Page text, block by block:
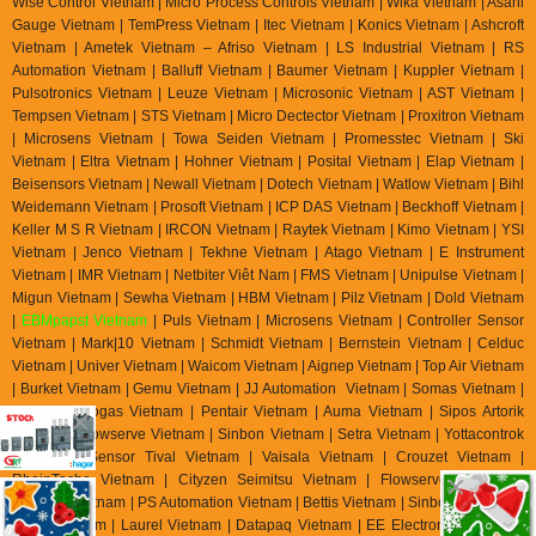
Gauge Vietnam | TemPress Vietnam | Itec Vietnam | Konics Vietnam | Ashcroft
Vietnam | Ametek Vietnam – Afriso Vietnam | LS Industrial Vietnam | RS
Automation Vietnam | Balluff Vietnam | Baumer Vietnam | Kuppler Vietnam |
Pulsotronics Vietnam | Leuze Vietnam | Microsonic Vietnam | AST Vietnam |
Tempsen Vietnam | STS Vietnam | Micro Dectector Vietnam | Proxitron Vietnam
| Microsens Vietnam | Towa Seiden Vietnam | Promesstec Vietnam | Ski
Vietnam | Eltra Vietnam | Hohner Vietnam | Posital Vietnam | Elap Vietnam |
Beisensors Vietnam | Newall Vietnam | Dotech Vietnam | Watlow Vietnam | Bihl
Weidemann Vietnam | Prosoft Vietnam | ICP DAS Vietnam | Beckhoff Vietnam |
Keller M S R Vietnam | IRCON Vietnam | Raytek Vietnam | Kimo Vietnam | YSI
Vietnam | Jenco Vietnam | Tekhne Vietnam | Atago Vietnam | E Instrument
Vietnam | IMR Vietnam | Netbiter Viêt Nam | FMS Vietnam | Unipulse Vietnam |
Migun Vietnam | Sewha Vietnam | HBM Vietnam | Pilz Vietnam | Dold Vietnam
EBMpapst Vietnam | Puls Vietnam | Microsens Vietnam | Controller Sensor
Vietnam | Mark|10 Vietnam | Schmidt Vietnam | Bernstein Vietnam | Celduc
Vietnam | Univer Vietnam | Waicom Vietnam | Aignep Vietnam | Top Air Vietnam
| Burket Vietnam |Gemu Vietnam | JJ Automation Vietnam | Somas Vietnam |
Delta Elektrogas Vietnam | Pentair Vietnam | Auma Vietnam | Sipos Artorik
Vietnam | Flowserve Vietnam | Sinbon Vietnam | Setra Vietnam | Yottacontrok
Vietnam | Sensor Tival Vietnam | Vaisala Vietnam | Crouzet Vietnam |
RheinTacho Vietnam | Cityzen Seimitsu Vietnam | Flowserve Vietnam |
Greatork Vietnam | PS Automation Vietnam | Bettis Vietnam | Sinbon Vietnam |
Setra Vietnam | Laurel Vietnam | Datapaq Vietnam | EE Electronik Vietnam |